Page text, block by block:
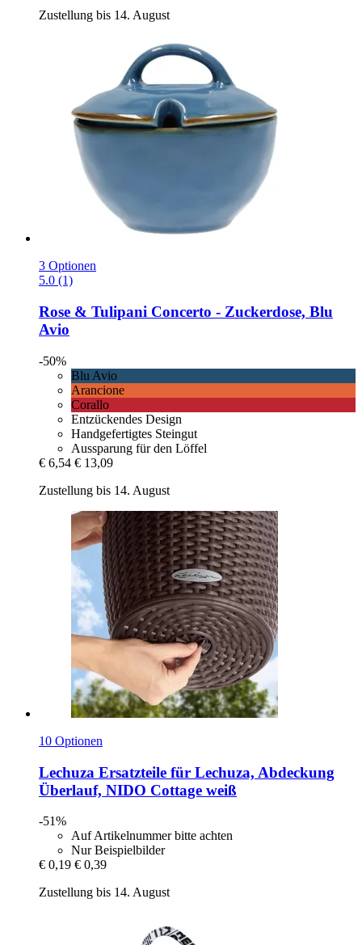
Zustellung bis 14. August
3 Optionen
5.0 (1)
Rose & Tulipani Concerto -​ Zuckerdose, Blu
Avio
-50%
Blu Avio
Arancione
Corallo
Entzückendes Design
Handgefertigtes Steingut
Aussparung für den Löffel
€ 6,54 € 13,09
Zustellung bis 14. August
10 Optionen
Lechuza Ersatzteile für Lechuza, Abdeckung
Überlauf, NIDO Cottage weiß
-51%
Auf Artikelnummer bitte achten
Nur Beispielbilder
€ 0,19 € 0,39
Zustellung bis 14. August